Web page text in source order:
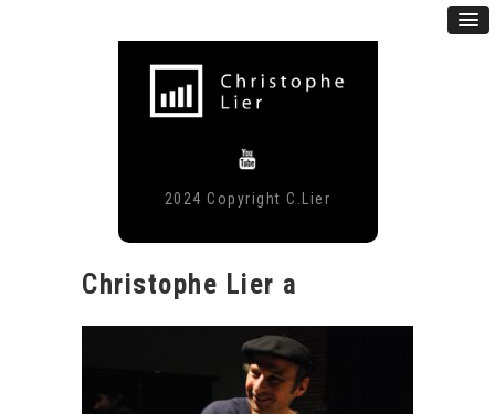
2024 Copyright C.Lier
Christophe Lier a